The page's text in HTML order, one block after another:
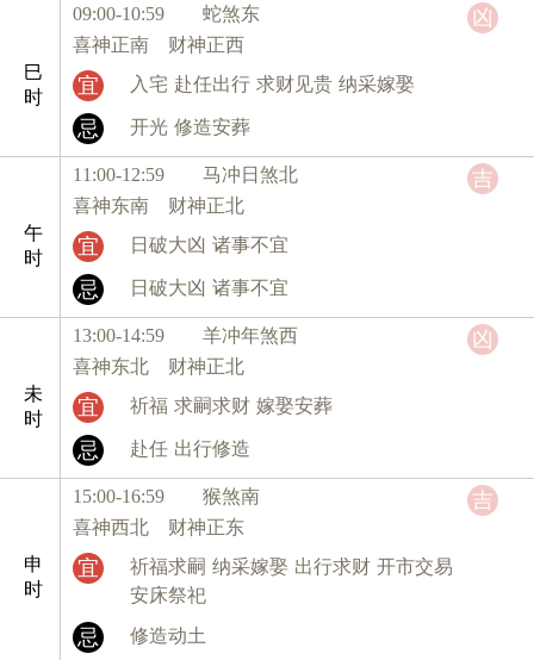
巳
时
09:00-10:59 蛇煞东
喜神正南 财神正西
宜 入宅 赴任出行 求财见贵 纳采嫁娶
忌 开光 修造安葬
凶
午
时
11:00-12:59 马冲日煞北
喜神东南 财神正北
宜 日破大凶 诸事不宜
忌 日破大凶 诸事不宜
吉
未
时
13:00-14:59 羊冲年煞西
喜神东北 财神正北
宜 祈福 求嗣求财 嫁娶安葬
忌 赴任 出行修造
凶
申
时
15:00-16:59 猴煞南
喜神西北 财神正东
宜 祈福求嗣 纳采嫁娶 出行求财 开市交易
安床祭祀
忌 修造动土
吉